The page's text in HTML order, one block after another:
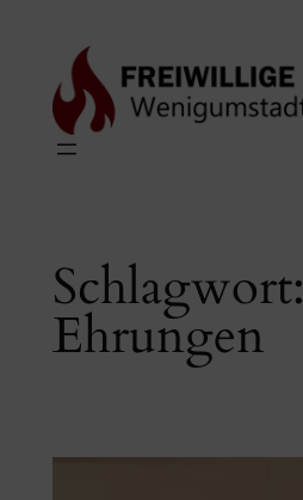
springen
Schlagwort:
Ehrungen